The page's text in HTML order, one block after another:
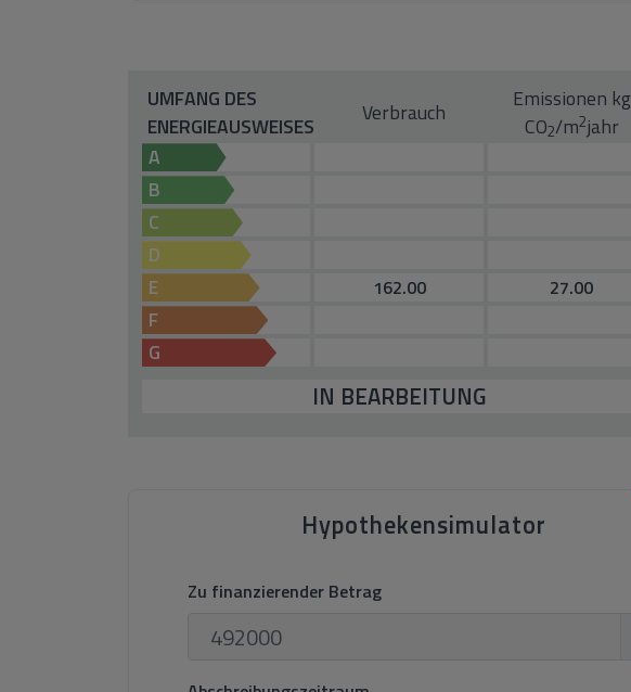
UMFANG DES
ENERGIEAUSWEISES
Verbrauch
Emissionen kg
CO2/m2jahr
A
B
C
D
E
162.00 27.00
F
G
IN BEARBEITUNG
Hypothekensimulator
Zu finanzierender Betrag